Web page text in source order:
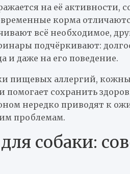
на её активности,
корма
всё необходимое,
подчёркивают:
и даже на его поведение.
пищевых аллергий,
помогает сохранить
нередко приводят к
проблемам.
собаки: